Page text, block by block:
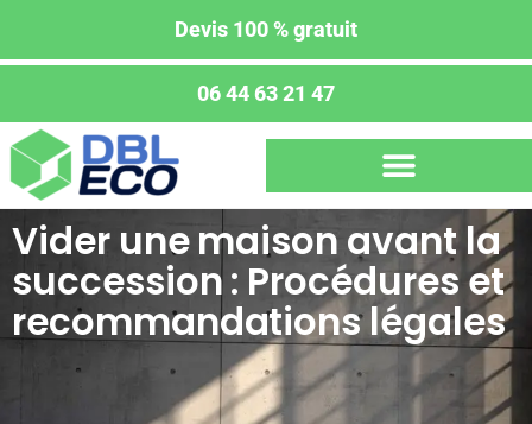
Devis 100 % gratuit
06 44 63 21 47
Vider une maison avant la
succession : Procédures et
recommandations légales